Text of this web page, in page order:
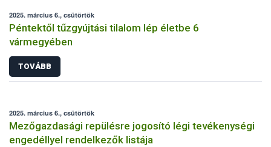
2025. március 6., csütörtök
Péntektől tűzgyújtási tilalom lép életbe 6
vármegyében
TOVÁBB
2025. március 6., csütörtök
Mezőgazdasági repülésre jogosító légi tevékenységi
engedéllyel rendelkezők listája